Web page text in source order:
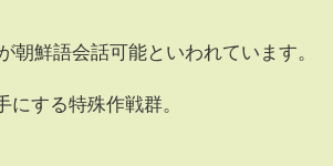
朝鮮語会話可能といわれています。
する特殊作戦群。